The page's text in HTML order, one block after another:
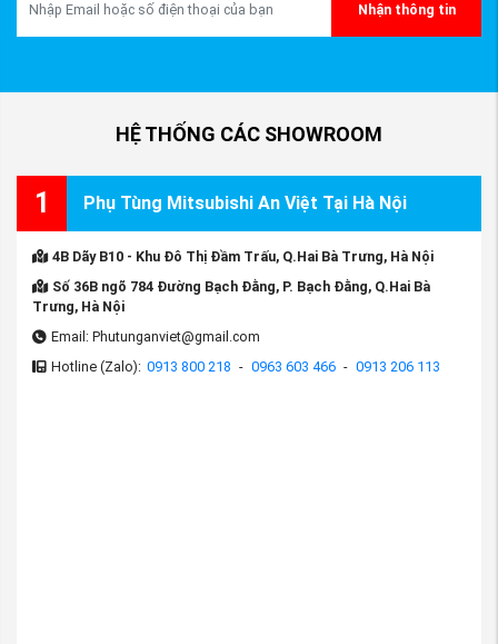
Nhận thông tin
HỆ THỐNG CÁC SHOWROOM
1 Phụ Tùng Mitsubishi An Việt Tại Hà Nội
4B Dãy B10 - Khu Đô Thị Đầm Trấu, Q.Hai Bà Trưng, Hà Nội
Số 36B ngõ 784 Đường Bạch Đằng, P. Bạch Đằng, Q.Hai Bà
Trưng, Hà Nội
Email: Phutunganviet@gmail.com
Hotline (Zalo): 0913 800 218 - 0963 603 466 - 0913 206 113